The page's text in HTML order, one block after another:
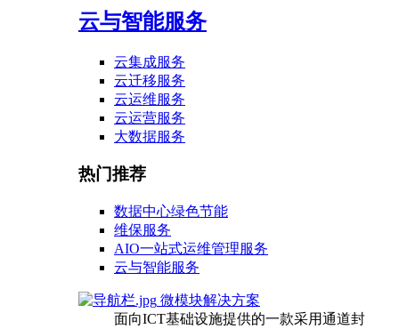
云与智能服务
云集成服务
云迁移服务
云运维服务
云运营服务
大数据服务
热门推荐
数据中心绿色节能
维保服务
AIO一站式运维管理服务
云与智能服务
微模块解决方案
面向ICT基础设施提供的一款采用通道封